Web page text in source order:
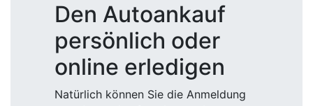
Den Autoankauf
persönlich oder
online erledigen
Natürlich können Sie die Anmeldung